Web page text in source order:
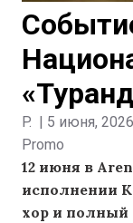
P. | 5 июня, 2026
Promo
12 июня в
исполнении
хор и полный